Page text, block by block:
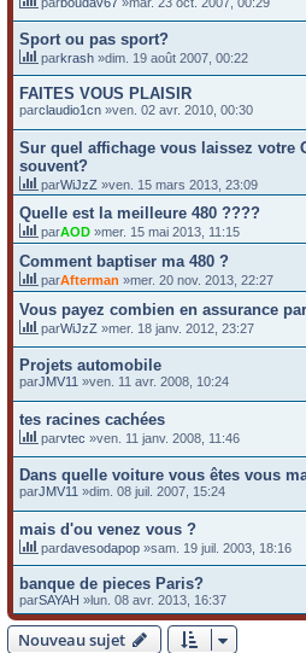
Sport ou pas sport?
parkrash »dim. 19 août 2007, 00:22
FAITES VOUS PLAISIR
parclaudio1cn »ven. 02 avr. 2010, 00:30
Sur quel affichage vous laissez votre
souvent?
parWiJzZ »ven. 15 mars 2013, 23:09
Quelle est la meilleure 480 ????
parAOD »mer. 15 mai 2013, 11:15
Comment baptiser ma 480 ?
parAfterman »mer. 20 nov. 2013, 22:27
Vous payez combien en assurance
parWiJzZ »mer. 18 janv. 2012, 23:27
Projets automobile
parJMV11 »ven. 11 avr. 2008, 10:24
tes racines cachées
parvtec »ven. 11 janv. 2008, 11:46
Dans quelle voiture vous êtes vous
parJMV11 »dim. 08 juil. 2007, 15:24
mais d'ou venez vous ?
pardavesodapop »sam. 19 juil. 2003, 18:16
banque de pieces Paris?
parSAYAH »lun. 08 avr. 2013, 16:37
Nouveau sujet